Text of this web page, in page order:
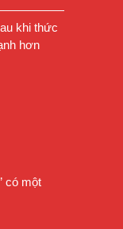
khi thức
hơn
có một